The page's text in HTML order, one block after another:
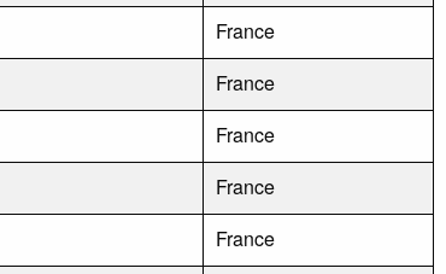
France
France
France
France
France